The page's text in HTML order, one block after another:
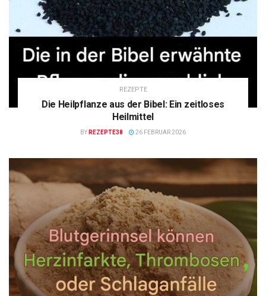
REZEPTE
Die Heilpflanze aus der Bibel: Ein zeitloses
Heilmittel
BY REZEPTE38 26 FEBRUAR 2026